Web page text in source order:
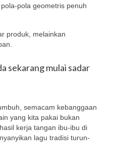
pola geometris penuh
produk, melainkan
sekarang mulai sadar
semacam kebanggaan
yang kita pakai bukan
kerja tangan ibu-ibu di
lagu tradisi turun-